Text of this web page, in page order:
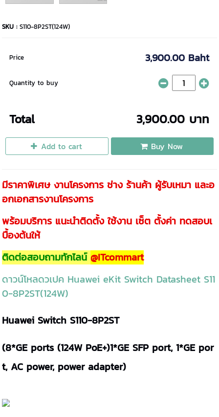
SKU :S110-8P2ST(124W)
Price 3,900.00 Baht
Quantity to buy
Total 3,900.00 บาท
Add to cart Buy Now
มีราคาพิเศษ งานโครงการ ช่าง ร้านค้า ผู้รับเหมา และอ
อกเอกสารงานโครงการ
พร้อมบริการ แนะนำติดตั้ง ใช้งาน เซ็ต ตั้งค่า ทดสอบเ
บื้องต้นให้
ติดต่อสอบถามทักไลน์@ITcommart
ดาวน์โหลดวเปค Huawei eKit Switch Datasheet S11
0-8P2ST(124W)
Huawei Switch S110-8P2ST
(8*GE ports (124W PoE+)1*GE SFP port, 1*GE por
t, AC power, power adapter)